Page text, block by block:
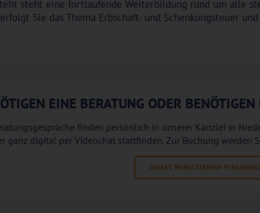
steht eine fortlaufende Weiterbildung rund um alle
Sie das Thema Erbschaft- und Schenkungsteuer
EINE BERATUNG ODER
finden persönlich in unserer Kanzlei in
ganz digital per Videochat stattfinden. Zur Buchung werden
DIREKT WUNSCHTERMIN